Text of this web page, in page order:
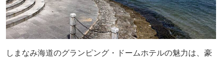
しまなみ海道のグランピング・ドームホテルの魅力は、豪